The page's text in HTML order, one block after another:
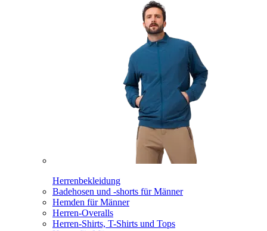
Herrenbekleidung
Badehosen und -shorts für Männer
Hemden für Männer
Herren-Overalls
Herren-Shirts, T-Shirts und Tops